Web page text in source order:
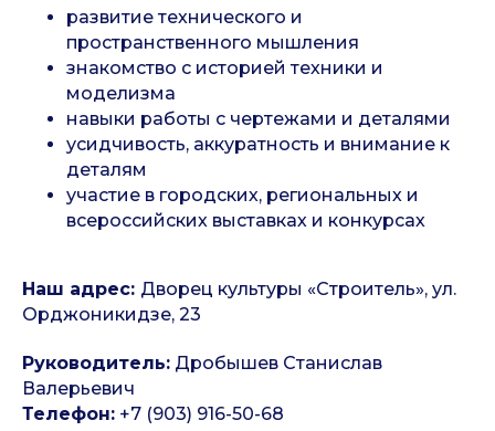
развитие технического и
пространственного мышления
знакомство с историей техники и
моделизма
навыки работы с чертежами и деталями
усидчивость, аккуратность и внимание к
деталям
участие в городских, региональных и
всероссийских выставках и конкурсах
Наш адрес: Дворец культуры «Строитель», ул.
Орджоникидзе, 23
Руководитель: Дробышев Станислав
Валерьевич
Телефон: +7 (903) 916-50-68